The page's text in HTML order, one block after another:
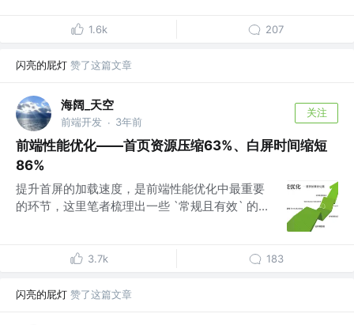
1.6k 207
闪亮的屁灯 赞了这篇文章
海阔_天空
前端开发 · 3年前
关注
前端性能优化——首页资源压缩63%、白屏时间缩短
86%
提升首屏的加载速度，是前端性能优化中最重要
的环节，这里笔者梳理出一些 `常规且有效` 的...
3.7k 183
闪亮的屁灯 赞了这篇文章